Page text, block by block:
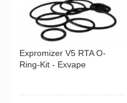
Expromizer V5 RTA O-
Ring-Kit - Exvape